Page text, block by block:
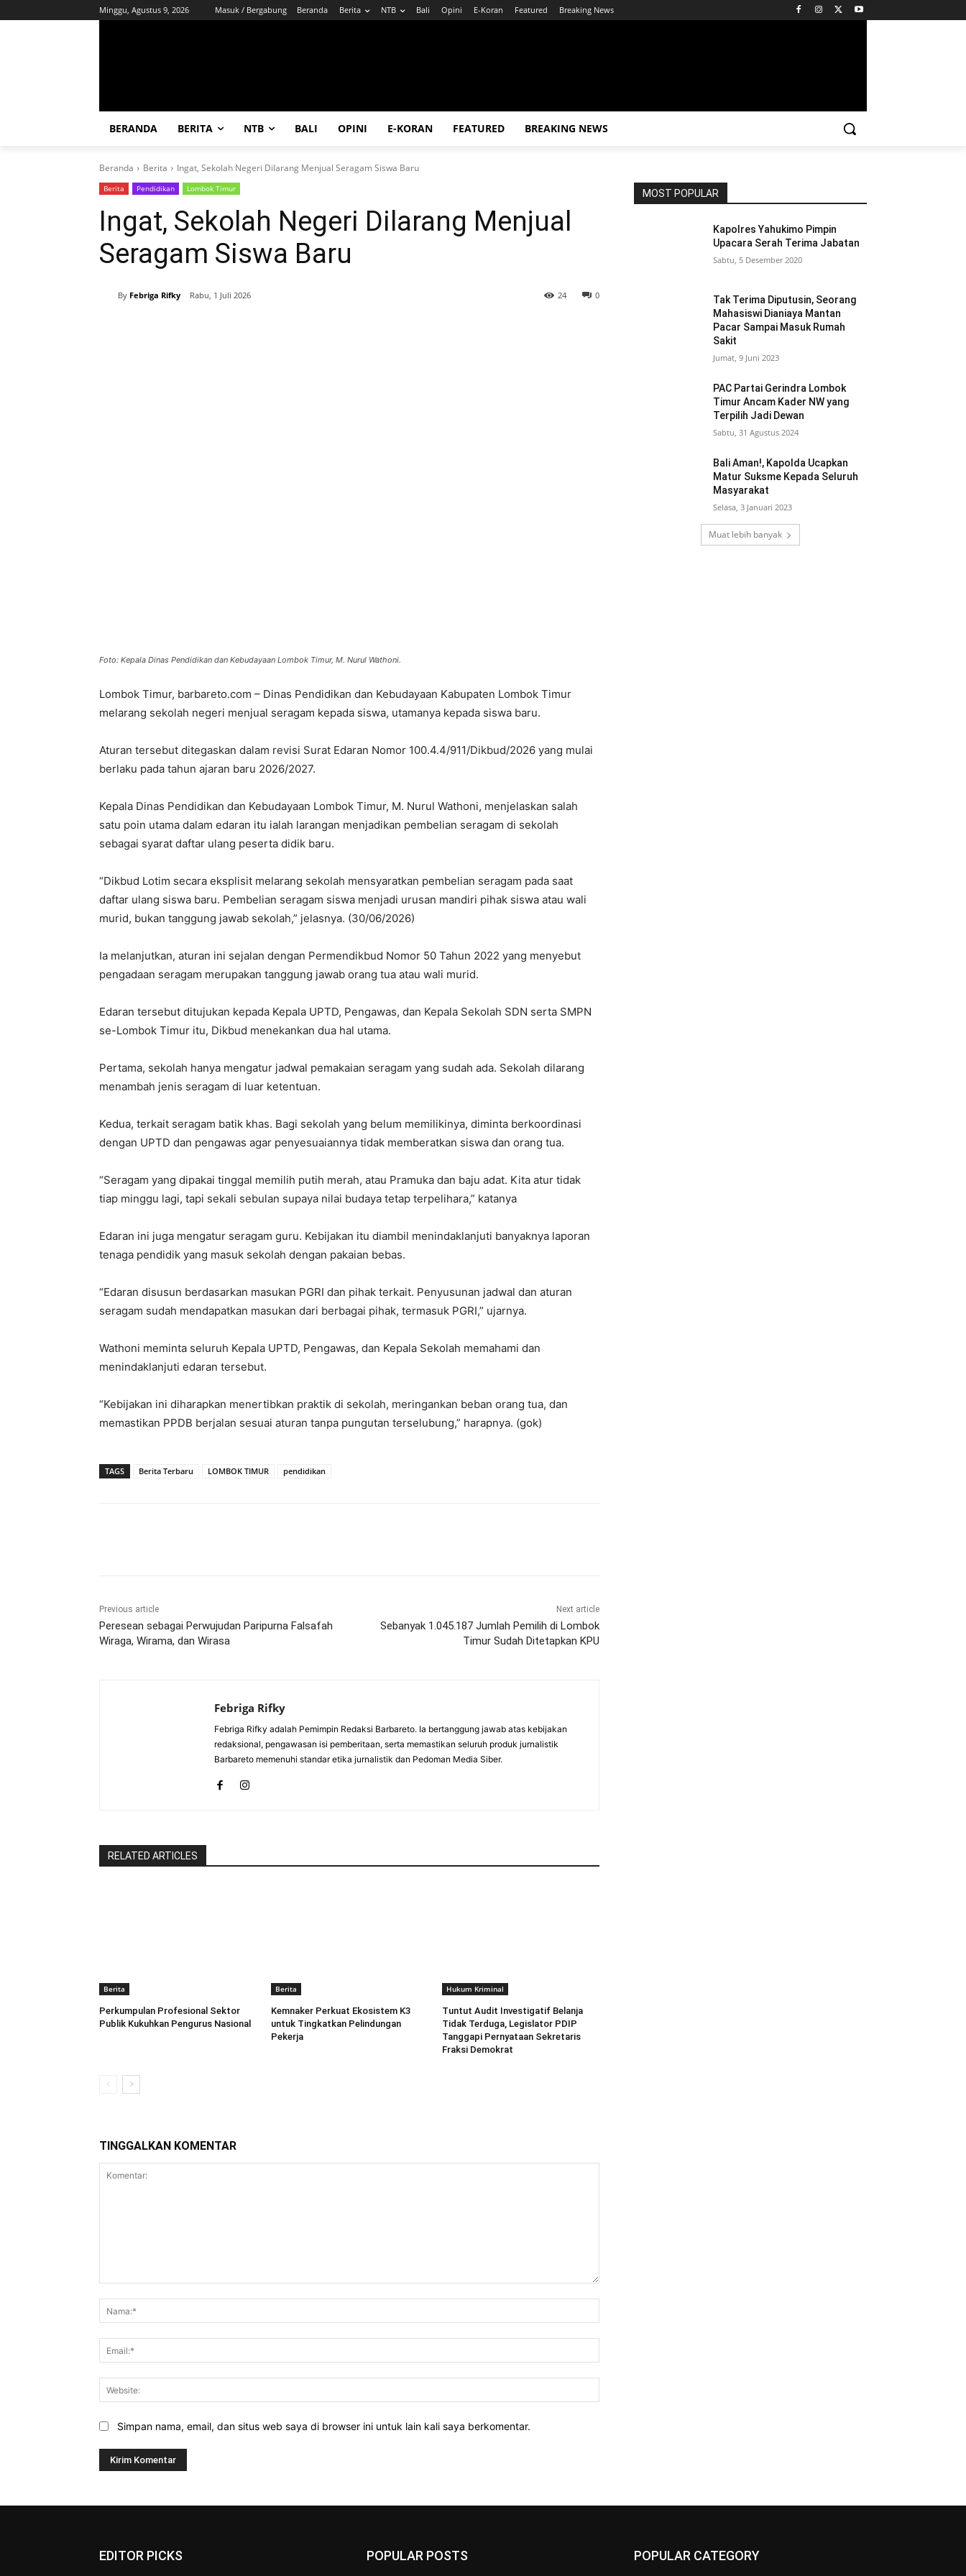
Minggu, Agustus 9, 2026 Masuk / Bergabung Beranda Berita NTB Bali Opini E-Koran Featured Breaking News
BERANDA BERITA NTB BALI OPINI E-KORAN FEATURED BREAKING NEWS
Beranda Berita Ingat, Sekolah Negeri Dilarang Menjual Seragam Siswa Baru
Berita Pendidikan Lombok Timur
Ingat, Sekolah Negeri Dilarang Menjual
Seragam Siswa Baru
By Febriga Rifky Rabu, 1 Juli 2026 0
24
Foto: Kepala Dinas Pendidikan dan Kebudayaan Lombok Timur, M. Nurul Wathoni.
Lombok Timur, barbareto.com – Dinas Pendidikan dan Kebudayaan Kabupaten Lombok Timur
melarang sekolah negeri menjual seragam kepada siswa, utamanya kepada siswa baru.
Aturan tersebut ditegaskan dalam revisi Surat Edaran Nomor 100.4.4/911/Dikbud/2026 yang mulai
berlaku pada tahun ajaran baru 2026/2027.
Kepala Dinas Pendidikan dan Kebudayaan Lombok Timur, M. Nurul Wathoni, menjelaskan salah
satu poin utama dalam edaran itu ialah larangan menjadikan pembelian seragam di sekolah
sebagai syarat daftar ulang peserta didik baru.
“Dikbud Lotim secara eksplisit melarang sekolah mensyaratkan pembelian seragam pada saat
daftar ulang siswa baru. Pembelian seragam siswa menjadi urusan mandiri pihak siswa atau wali
murid, bukan tanggung jawab sekolah,” jelasnya. (30/06/2026)
Ia melanjutkan, aturan ini sejalan dengan Permendikbud Nomor 50 Tahun 2022 yang menyebut
pengadaan seragam merupakan tanggung jawab orang tua atau wali murid.
Edaran tersebut ditujukan kepada Kepala UPTD, Pengawas, dan Kepala Sekolah SDN serta SMPN
se-Lombok Timur itu, Dikbud menekankan dua hal utama.
Pertama, sekolah hanya mengatur jadwal pemakaian seragam yang sudah ada. Sekolah dilarang
menambah jenis seragam di luar ketentuan.
Kedua, terkait seragam batik khas. Bagi sekolah yang belum memilikinya, diminta berkoordinasi
dengan UPTD dan pengawas agar penyesuaiannya tidak memberatkan siswa dan orang tua.
“Seragam yang dipakai tinggal memilih putih merah, atau Pramuka dan baju adat. Kita atur tidak
tiap minggu lagi, tapi sekali sebulan supaya nilai budaya tetap terpelihara,” katanya
Edaran ini juga mengatur seragam guru. Kebijakan itu diambil menindaklanjuti banyaknya laporan
tenaga pendidik yang masuk sekolah dengan pakaian bebas.
“Edaran disusun berdasarkan masukan PGRI dan pihak terkait. Penyusunan jadwal dan aturan
seragam sudah mendapatkan masukan dari berbagai pihak, termasuk PGRI,” ujarnya.
Wathoni meminta seluruh Kepala UPTD, Pengawas, dan Kepala Sekolah memahami dan
menindaklanjuti edaran tersebut.
“Kebijakan ini diharapkan menertibkan praktik di sekolah, meringankan beban orang tua, dan
memastikan PPDB berjalan sesuai aturan tanpa pungutan terselubung,” harapnya. (gok)
TAGS Berita Terbaru LOMBOK TIMUR pendidikan
Previous article
Peresean sebagai Perwujudan Paripurna Falsafah
Wiraga, Wirama, dan Wirasa
Next article
Sebanyak 1.045.187 Jumlah Pemilih di Lombok
Timur Sudah Ditetapkan KPU
Febriga Rifky
Febriga Rifky adalah Pemimpin Redaksi Barbareto. Ia bertanggung jawab atas kebijakan
redaksional, pengawasan isi pemberitaan, serta memastikan seluruh produk jurnalistik
Barbareto memenuhi standar etika jurnalistik dan Pedoman Media Siber.
RELATED ARTICLES
Berita
Perkumpulan Profesional Sektor
Publik Kukuhkan Pengurus Nasional
Berita
Kemnaker Perkuat Ekosistem K3
untuk Tingkatkan Pelindungan
Pekerja
Hukum Kriminal
Tuntut Audit Investigatif Belanja
Tidak Terduga, Legislator PDIP
Tanggapi Pernyataan Sekretaris
Fraksi Demokrat
TINGGALKAN KOMENTAR
Simpan nama, email, dan situs web saya di browser ini untuk lain kali saya berkomentar.
MOST POPULAR
Kapolres Yahukimo Pimpin
Upacara Serah Terima Jabatan
Sabtu, 5 Desember 2020
Tak Terima Diputusin, Seorang
Mahasiswi Dianiaya Mantan
Pacar Sampai Masuk Rumah
Sakit
Jumat, 9 Juni 2023
PAC Partai Gerindra Lombok
Timur Ancam Kader NW yang
Terpilih Jadi Dewan
Sabtu, 31 Agustus 2024
Bali Aman!, Kapolda Ucapkan
Matur Suksme Kepada Seluruh
Masyarakat
Selasa, 3 Januari 2023
Muat lebih banyak
EDITOR PICKS POPULAR POSTS POPULAR CATEGORY